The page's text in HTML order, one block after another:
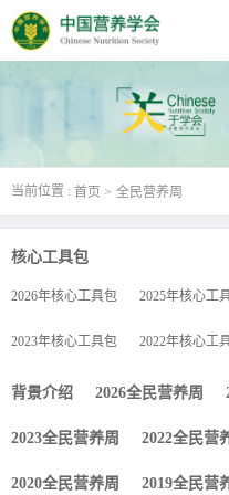
当前位置 : 首页 全民营养周
核心工具包
2026年核心工具包 2025年核心工
2023年核心工具包 2022年核心工
背景介绍 2026全民营养周
2023全民营养周 2022全民营
2020全民营养周 2019全民营